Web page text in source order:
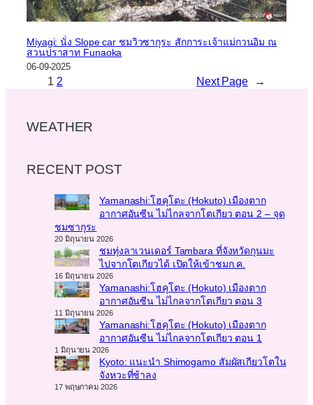
Miyagi: นั่ง Slope car ชมวิวซากุระ สักการะเจ้าแม่กวนอิม ณ
สวนปราสาท Funaoka
06-09-2025
1 2 Next Page →
WEATHER
RECENT POST
Yamanashi:โฮคุโตะ (Hokuto) เมืองตาก
อากาศอันซีน ไม่ไกลจากโตเกียว ตอน 2 – จุด
ชมซากุระ
20 มิถุนายน 2026
ชมทุ่งลาเวนเดอร์ Tambara ที่จังหวัดกุนมะ
ไปจากโตเกียวได้ เปิดให้เข้าชมก.ค.
16 มิถุนายน 2026
Yamanashi:โฮคุโตะ (Hokuto) เมืองตาก
อากาศอันซีน ไม่ไกลจากโตเกียว ตอน 3
11 มิถุนายน 2026
Yamanashi:โฮคุโตะ (Hokuto) เมืองตาก
อากาศอันซีน ไม่ไกลจากโตเกียว ตอน 1
1 มิถุนายน 2026
Kyoto: แนะนำ Shimogamo สัมผัสเกียวโตใน
จังหวะที่ช้าลง
17 พฤษภาคม 2026